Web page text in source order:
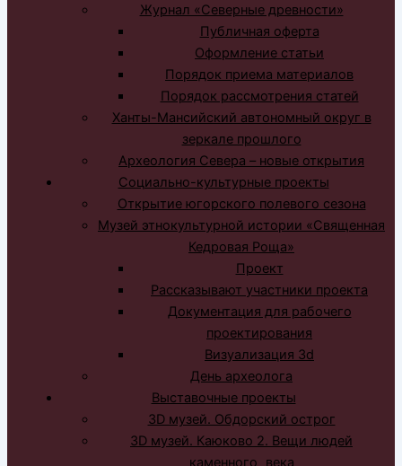
Журнал «Северные древности»
Публичная оферта
Оформление статьи
Порядок приема материалов
Порядок рассмотрения статей
Ханты-Мансийский автономный округ в
зеркале прошлого
Археология Севера – новые открытия
Социально-культурные проекты
Открытие югорского полевого сезона
Музей этнокультурной истории «Священная
Кедровая Роща»
Проект
Рассказывают участники проекта
Документация для рабочего
проектирования
Визуализация 3d
День археолога
Выставочные проекты
3D музей. Обдорский острог
3D музей. Каюково 2. Вещи людей
каменного века